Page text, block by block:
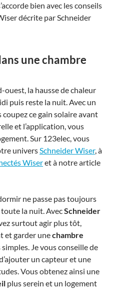
bien avec les conseils
décrite par Schneider
une chambre
ouest, la hausse de chaleur
puis reste la nuit. Avec un
ce gain solaire avant
et l’application, vous
Sur 123elec, vous
universSchneider Wiser, à
Wiseret à notre article
ne passe pas toujours
la nuit. AvecSchneider
surtout agir plus tôt,
et garder unechambre
Je vous conseille de
un capteur et une
Vous obtenez ainsi une
plus serein et un logement